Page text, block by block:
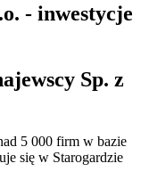
- inwestycje
Sp. z
5 000 firm w bazie
się w Starogardzie